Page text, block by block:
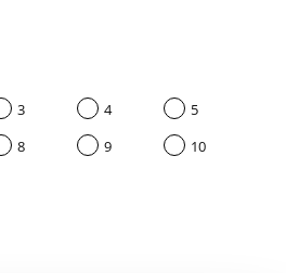
3 4
5
8 9
10